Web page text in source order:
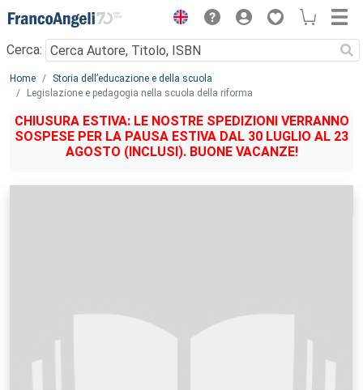
Menu
Cerca:
Main content
Home
Storia dell’educazione e della scuola
Legislazione e pedagogia nella scuola della riforma
CHIUSURA ESTIVA: LE NOSTRE SPEDIZIONI VERRANNO
SOSPESE PER LA PAUSA ESTIVA DAL 30 LUGLIO AL 23
AGOSTO (INCLUSI). BUONE VACANZE!